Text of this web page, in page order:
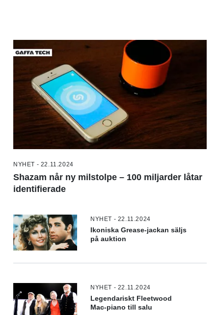
NYHET - 22.11.2024
Shazam når ny milstolpe – 100 miljarder låtar
identifierade
NYHET - 22.11.2024
Ikoniska Grease-jackan säljs
på auktion
NYHET - 22.11.2024
Legendariskt Fleetwood
Mac-piano till salu